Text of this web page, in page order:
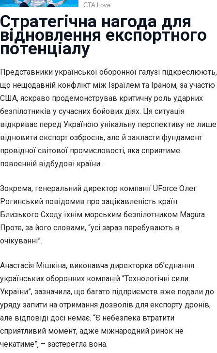
Стратегічна нагода для
відновлення експортного
потенціалу
Представники української оборонної галузі підкреслюють,
що нещодавній конфлікт між Ізраїлем та Іраном, за участю
США, яскраво продемонстрував критичну роль ударних
безпілотників у сучасних бойових діях. Ця ситуація
відкриває перед Україною унікальну перспективу не лише
відновити експорт озброєнь, але й закласти фундамент
провідної світової промисловості, яка сприятиме
повоєнній відбудові країни.
Зокрема, генеральний директор компанії UForce Олег
Рогинський повідомив про зацікавленість країн
Близького Сходу їхнім морським безпілотником Magura.
Проте, за його словами, “усі зараз перебувають в
очікуванні”.
Анастасія Мішкіна, виконавча директорка об’єднання
українських оборонних компаній “Технологічні сили
України”, зазначила, що багато підприємств вже подали до
уряду запити на отримання дозволів для експорту дронів,
але відповіді досі немає. “Є небезпека втратити
сприятливий момент, адже міжнародний ринок не
чекатиме”, – застерегла вона.